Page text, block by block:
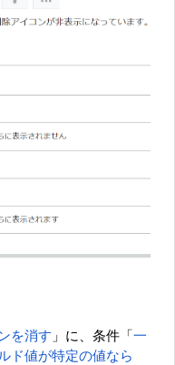
を消す 」に、条件「 一
ド値が特定の値なら